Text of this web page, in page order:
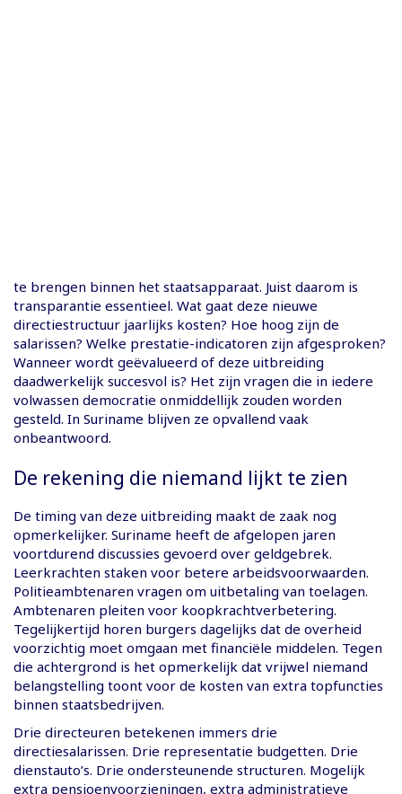
te brengen binnen het staatsapparaat. Juist daarom is
transparantie essentieel. Wat gaat deze nieuwe
directiestructuur jaarlijks kosten? Hoe hoog zijn de
salarissen? Welke prestatie-indicatoren zijn afgesproken?
Wanneer wordt geëvalueerd of deze uitbreiding
daadwerkelijk succesvol is? Het zijn vragen die in iedere
volwassen democratie onmiddellijk zouden worden
gesteld. In Suriname blijven ze opvallend vaak
onbeantwoord.
De rekening die niemand lijkt te zien
De timing van deze uitbreiding maakt de zaak nog
opmerkelijker. Suriname heeft de afgelopen jaren
voortdurend discussies gevoerd over geldgebrek.
Leerkrachten staken voor betere arbeidsvoorwaarden.
Politieambtenaren vragen om uitbetaling van toelagen.
Ambtenaren pleiten voor koopkrachtverbetering.
Tegelijkertijd horen burgers dagelijks dat de overheid
voorzichtig moet omgaan met financiële middelen. Tegen
die achtergrond is het opmerkelijk dat vrijwel niemand
belangstelling toont voor de kosten van extra topfuncties
binnen staatsbedrijven.
Drie directeuren betekenen immers drie
directiesalarissen. Drie representatie budgetten. Drie
dienstauto’s. Drie ondersteunende structuren. Mogelijk
extra pensioenvoorzieningen, extra administratieve